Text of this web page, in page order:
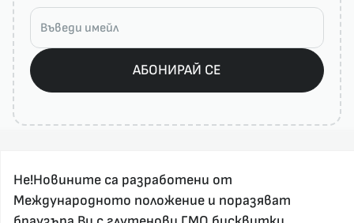
АБОНИРАЙ СЕ
Не!Новините са разработени от
Международното положение и поразяват